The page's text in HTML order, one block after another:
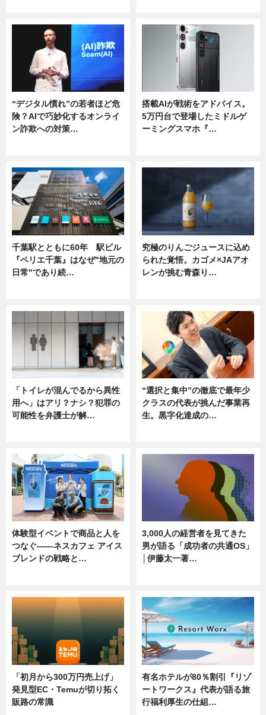
“デジタル慣れ”の若者ほど危
険？AIで巧妙化するオンライ
ン詐欺への対策…
搭載AIが戦術をアドバイス。
5万円台で登場したミドルゲ
ーミングスマホ『…
千葉駅とともに60年 駅ビル
『ペリエ千葉』はなぜ"地元の
日常"であり続…
究極のりんごジュースに込め
られた覚悟。カゴメ×JAアオ
レンが挑む青森り…
「トイレが混んでるから異性
用へ」はアリ？ナシ？犯罪の
可能性を弁護士が解…
“選択と集中”の徹底で最年少
クラスの代表が挑んだ事業再
生。黒字化達成の…
体験型イベントで商品と人を
つなぐ――ネスカフェ アイス
ブレンドの戦略と…
3,000人の経営者を見てきた
男が語る「成功者の共通OS」
│伊藤太一著…
「初月から300万円売上げ」
発見型EC・Temuが切り拓く
販路の常識
有名ホテルが80％割引『リゾ
ートワークス』代表が語る旅
行福利厚生の仕組…